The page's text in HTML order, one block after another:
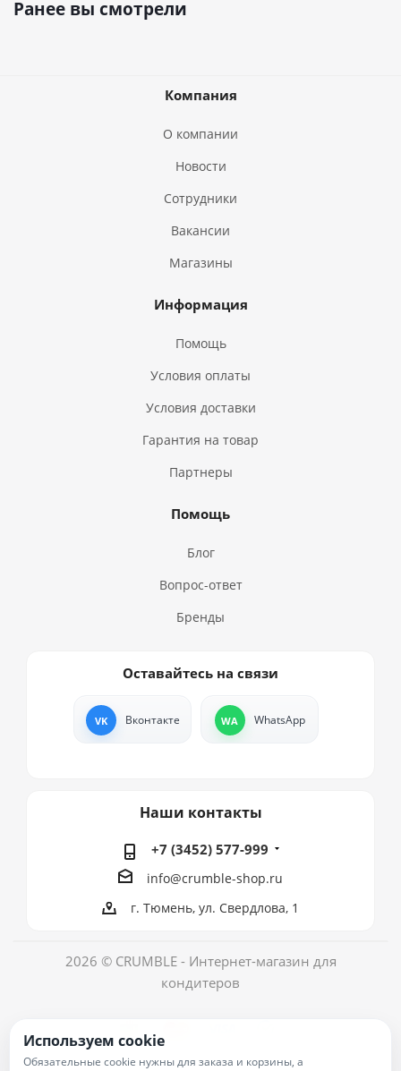
Ранее вы смотрели
Компания
О компании
Новости
Сотрудники
Вакансии
Магазины
Информация
Помощь
Условия оплаты
Условия доставки
Гарантия на товар
Партнеры
Помощь
Блог
Вопрос-ответ
Бренды
Оставайтесь на связи
Вконтакте WhatsApp
Наши контакты
+7 (3452) 577-999
info@crumble-shop.ru
г. Тюмень, ул. Свердлова, 1
2026 © CRUMBLE - Интернет-магазин для
кондитеров
Используем cookie
Обязательные cookie нужны для заказа и корзины, а